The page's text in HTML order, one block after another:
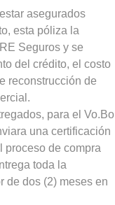
asegurados
esta póliza la
Seguros y se
del crédito, el costo
reconstrucción de
para el Vo.Bo
una certificación
proceso de compra
toda la
de dos (2) meses en